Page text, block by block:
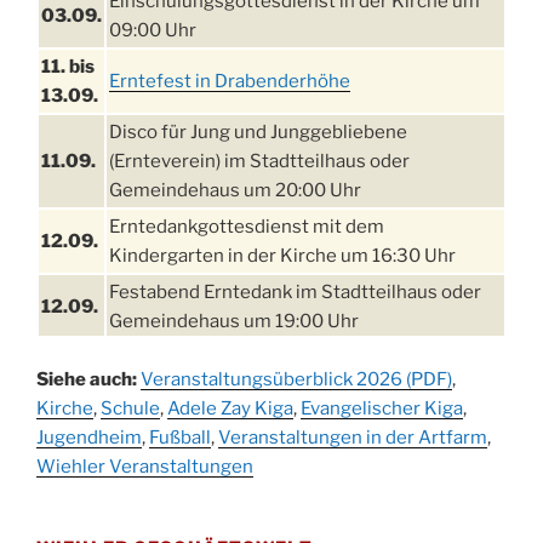
03.09.
09:00 Uhr
11. bis
13.09.
Erntefest in Drabenderhöhe
11.09.
Disco für Jung und Junggebliebene
(Ernteverein) im Stadtteilhaus oder
Gemeindehaus um 20:00 Uhr
12.09.
Erntedankgottesdienst mit dem
Kindergarten in der Kirche um 16:30 Uhr
12.09.
Festabend Erntedank im Stadtteilhaus oder
Gemeindehaus um 19:00 Uhr
13.09.
Stadtteilhaus um 14:00 Uhr
19.09.
Schlagerabend im Stadtteilhaus
Drabenderhöhe
Siehe auch:Veranstaltungsüberblick 2026 (PDF),
Kirche, Schule,Adele Zay Kiga, Evangelischer Kiga,
Jugendheim, Fußball,Veranstaltungen in der Artfarm,
Wiehler Veranstaltungen